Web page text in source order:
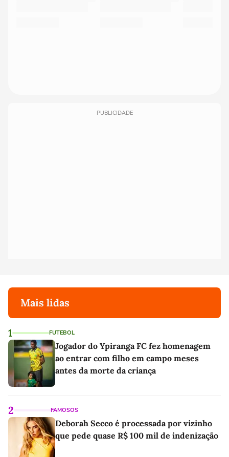
PUBLICIDADE
Mais lidas
1 FUTEBOL
Jogador do Ypiranga FC fez homenagem
ao entrar com filho em campo meses
antes da morte da criança
2 FAMOSOS
Deborah Secco é processada por vizinho
que pede quase R$ 100 mil de indenização